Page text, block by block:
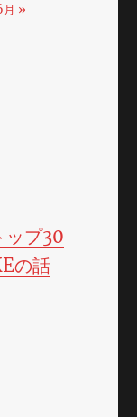
月 »
ップ30
の話